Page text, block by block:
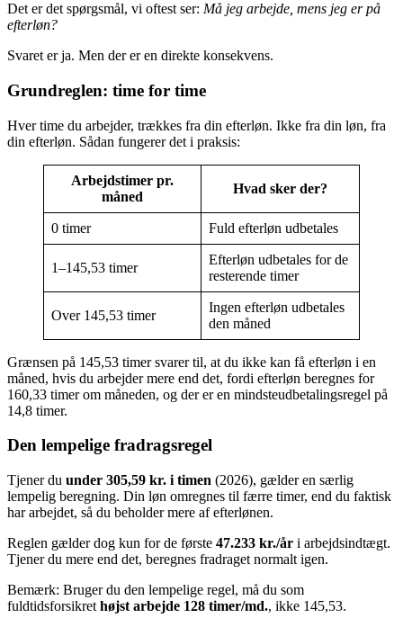
Det er det spørgsmål, vi oftest ser: Må jeg arbejde, mens jeg er på
efterløn?
Svaret er ja. Men der er en direkte konsekvens.
Grundreglen: time for time
Hver time du arbejder, trækkes fra din efterløn. Ikke fra din løn, fra
din efterløn. Sådan fungerer det i praksis:
Arbejdstimer pr.
måned
Hvad sker der?
0 timer Fuld efterløn udbetales
1–145,53 timer
Efterløn udbetales for de
resterende timer
Over 145,53 timer
Ingen efterløn udbetales
den måned
Grænsen på 145,53 timer svarer til, at du ikke kan få efterløn i en
måned, hvis du arbejder mere end det, fordi efterløn beregnes for
160,33 timer om måneden, og der er en mindsteudbetalingsregel på
14,8 timer.
Den lempelige fradragsregel
Tjener du under 305,59 kr. i timen (2026), gælder en særlig
lempelig beregning. Din løn omregnes til færre timer, end du faktisk
har arbejdet, så du beholder mere af efterlønen.
Reglen gælder dog kun for de første 47.233 kr./år i arbejdsindtægt.
Tjener du mere end det, beregnes fradraget normalt igen.
Bemærk: Bruger du den lempelige regel, må du som
fuldtidsforsikret højst arbejde 128 timer/md., ikke 145,53.